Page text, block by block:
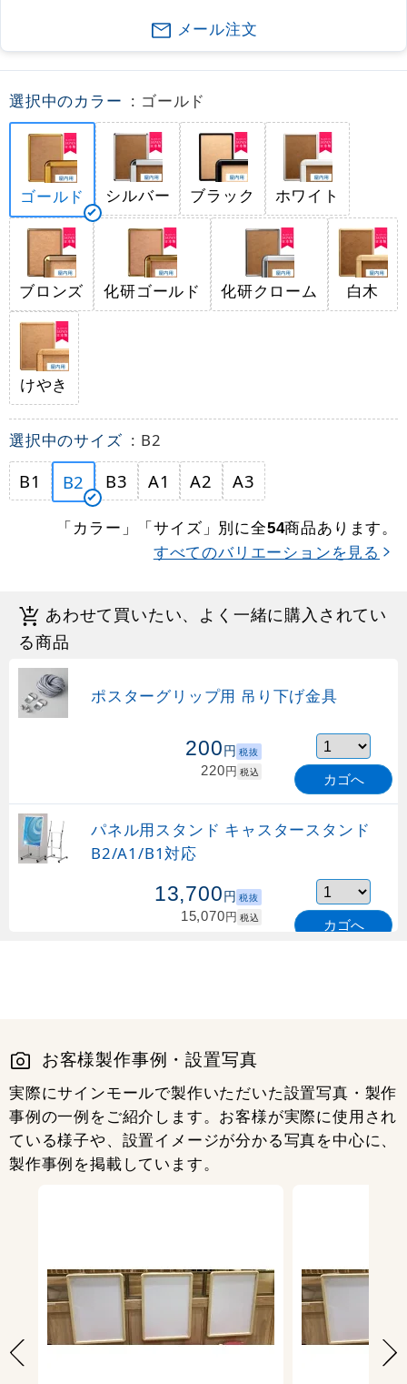
メール注文
選択中のカラー : ゴールド
ゴールド シルバー ブラック ホワイト
ブロンズ 化研ゴールド 化研クローム 白木
けやき
選択中のサイズ : B2
B1 B2 B3 A1 A2 A3
「カラー」「サイズ」別に全54商品あります。
すべてのバリエーションを見る
あわせて買いたい、よく一緒に購入されてい
る商品
ポスターグリップ用 吊り下げ金具
200円 税抜
220円 税込 カゴへ
パネル用スタンド キャスタースタンド
B2/A1/B1対応
13,700円 税抜
15,070円 税込 カゴへ
13,200円 税込
お客様製作事例・設置写真
実際にサインモールで製作いただいた設置写真・製作
事例の一例をご紹介します。お客様が実際に使用され
ている様子や、設置イメージが分かる写真を中心に、
製作事例を掲載しています。